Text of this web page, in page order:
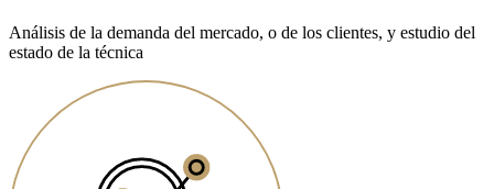
Análisis de la demanda del mercado, o de los clientes, y estudio del
estado de la técnica